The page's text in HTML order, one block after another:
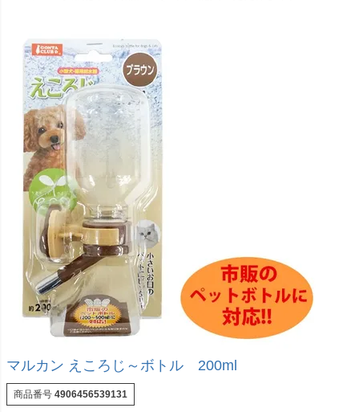
マルカン えころじ～ボトル 200ml
商品番号 4906456539131